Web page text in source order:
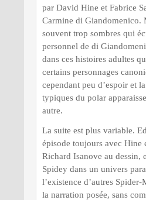
par David Hine et Fabrice
Carmine di Giandomenico.
souvent trop sombres qui
personnel de di
dans ces histoires adultes
certains personnages
cependant peu d’espoir et
typiques du polar
autre.
La suite est plus variable.
épisode toujours avec Hine
Richard Isanove au dessin,
Spidey dans un univers
l’existence d’autres
la narration posée, sans